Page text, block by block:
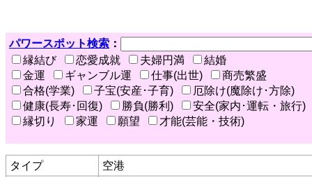
パワースポット検索 ：
縁結び
恋愛成就 夫婦円満
結婚
金運
ギャンブル運 仕事(出世)
商売繁盛
合格(学業)
子宝(安産･子育)
厄除け(魔除け･方除)
健康(長寿･回復)
勝負(勝利)
安全(家内･運転・旅行)
縁切り
家運 願望 才能(芸能・技術)
タイプ
空港